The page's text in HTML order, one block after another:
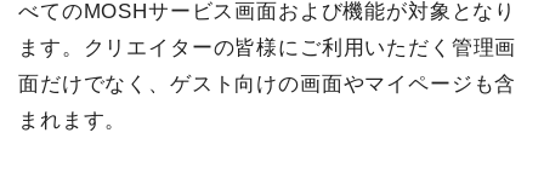
べてのMOSHサービス画面および機能が対象となり
ます。クリエイターの皆様にご利用いただく管理画
面だけでなく、ゲスト向けの画面やマイページも含
まれます。